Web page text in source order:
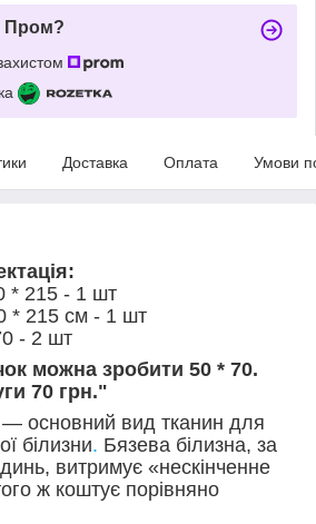
Пром?
Доставка Оплата Умови
* 215 - 1 шт
* 215 см - 1 шт
- 2 шт
можна зробити 50 * 70.
70 грн."
основний вид тканин для
білизни. Бязева білизна, за
витримує «нескінченне
ж коштує порівняно